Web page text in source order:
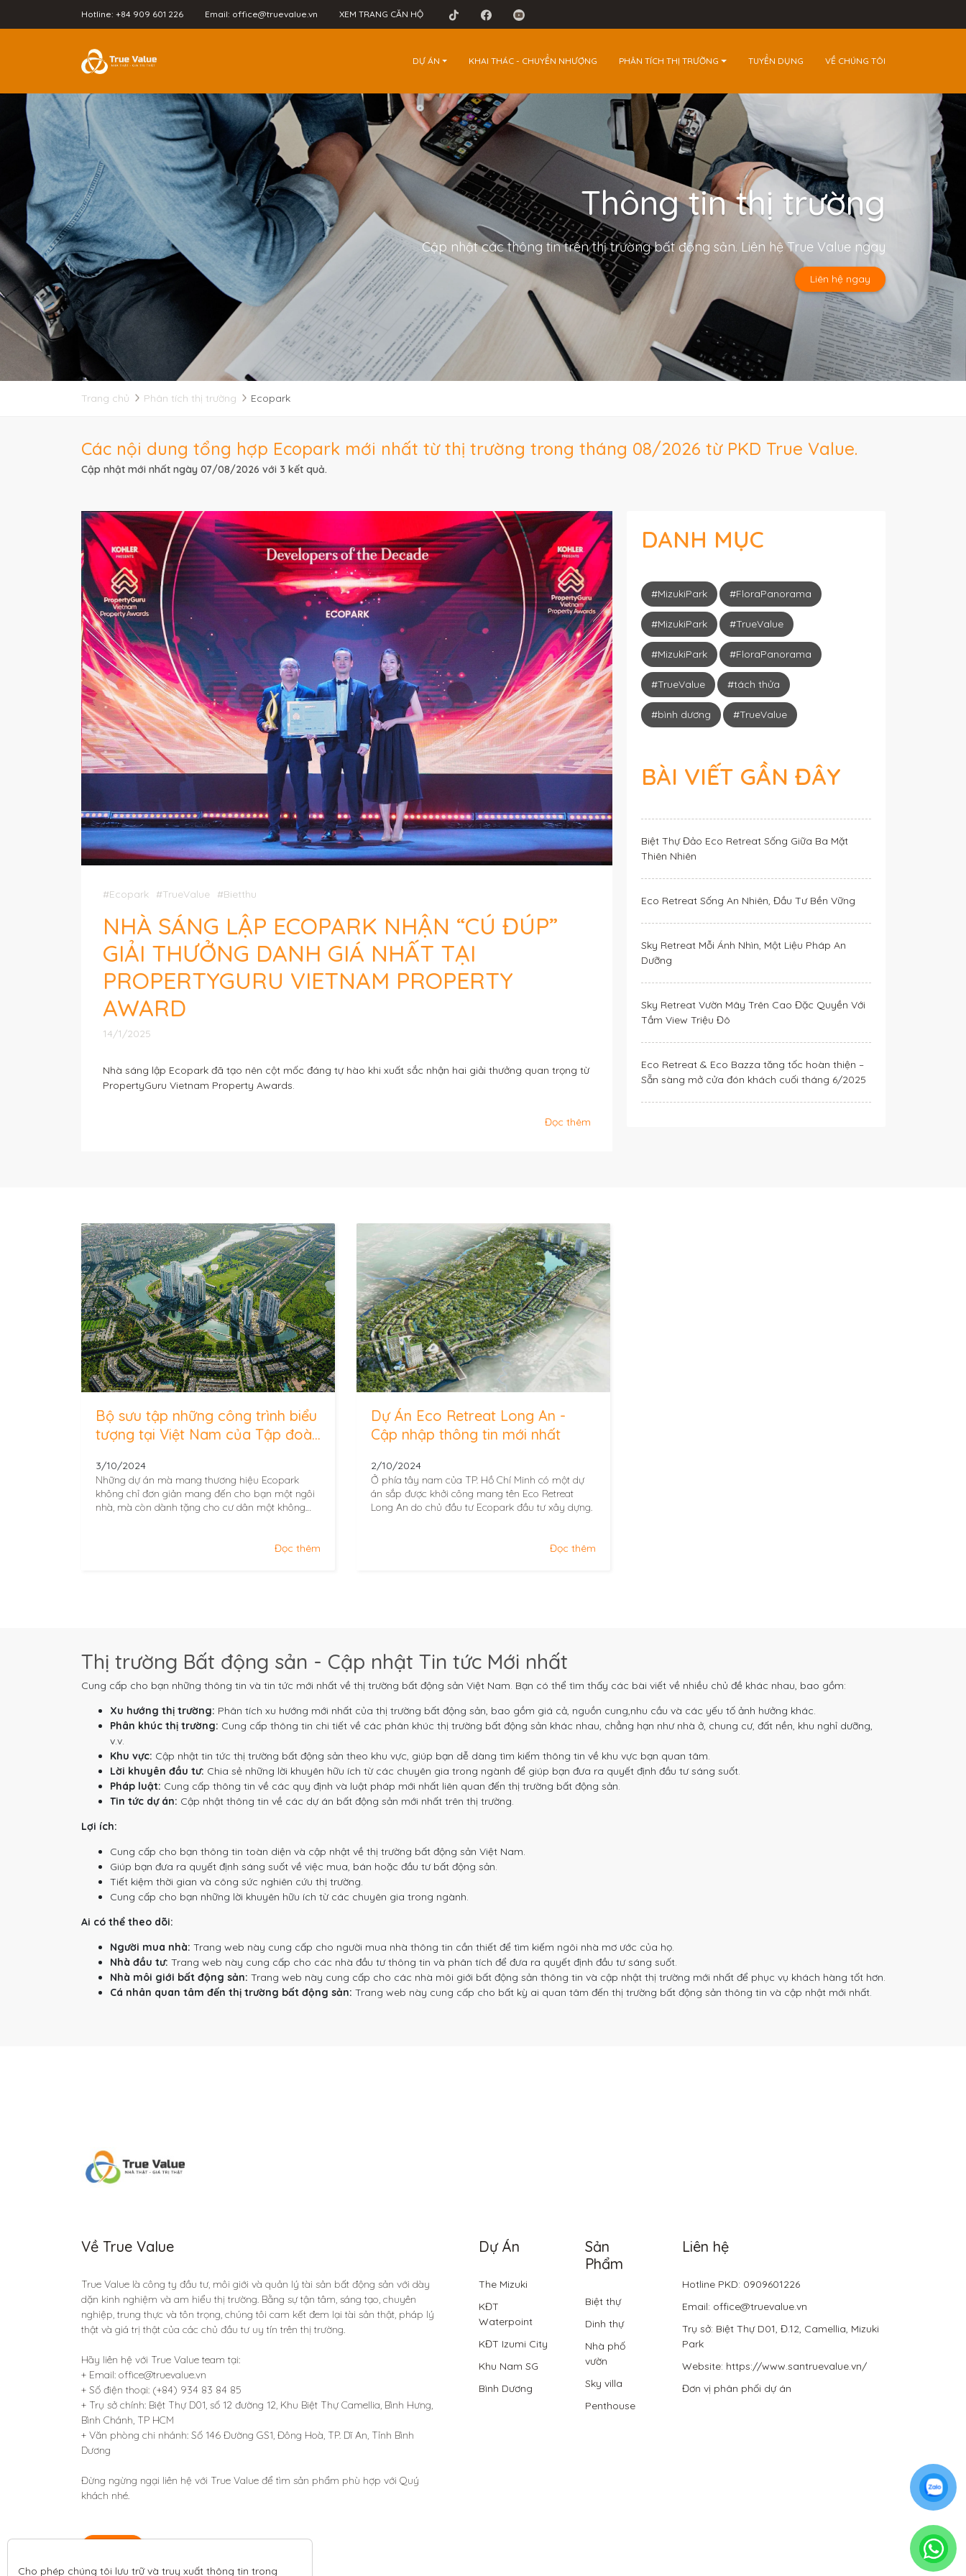
Hotline: +84 909 601 226 Email: office@truevalue.vn XEM TRANG CĂN HỘ
DỰ ÁN KHAI THÁC - CHUYỂN NHƯỢNG PHÂN TÍCH THỊ TRƯỜNG TUYỂN DỤNG VỀ CHÚNG TÔI
Thông tin thị trường
Cập nhật các thông tin trên thị trường bất động sản. Liên hệ True Value ngay
Liên hệ ngay
Trang chủ Phân tích thị trường Ecopark
Các nội dung tổng hợp Ecopark mới nhất từ thị trường trong tháng 08/2026 từ PKD True Value.
Cập nhật mới nhất ngày 07/08/2026 với 3 kết quả.
#Ecopark #TrueValue #Bietthu
NHÀ SÁNG LẬP ECOPARK NHẬN “CÚ ĐÚP”
GIẢI THƯỞNG DANH GIÁ NHẤT TẠI
PROPERTYGURU VIETNAM PROPERTY
AWARD
14/1/2025
Nhà sáng lập Ecopark đã tạo nên cột mốc đáng tự hào khi xuất sắc nhận hai giải thưởng quan trọng từ
PropertyGuru Vietnam Property Awards.
Đọc thêm
DANH MỤC
#MizukiPark #FloraPanorama
#MizukiPark #TrueValue
#MizukiPark #FloraPanorama
#TrueValue #tách thửa
#bình dương #TrueValue
BÀI VIẾT GẦN ĐÂY
Biệt Thự Đảo Eco Retreat Sống Giữa Ba Mặt
Thiên Nhiên
Eco Retreat Sống An Nhiên, Đầu Tư Bền Vững
Sky Retreat Mỗi Ánh Nhìn, Một Liệu Pháp An
Dưỡng
Sky Retreat Vườn Mây Trên Cao Đặc Quyền Với
Tầm View Triệu Đô
Eco Retreat & Eco Bazza tăng tốc hoàn thiện –
Sẵn sàng mở cửa đón khách cuối tháng 6/2025
Bộ sưu tập những công trình biểu
tượng tại Việt Nam của Tập đoàn
3/10/2024
Những dự án mà mang thương hiệu Ecopark
không chỉ đơn giản mang đến cho bạn một ngôi
nhà, mà còn dành tặng cho cư dân một không
Đọc thêm
Dự Án Eco Retreat Long An -
Cập nhập thông tin mới nhất
2/10/2024
Ở phía tây nam của TP. Hồ Chí Minh có một dự
án sắp được khởi công mang tên Eco Retreat
Long An do chủ đầu tư Ecopark đầu tư xây dựng.
Đọc thêm
Thị trường Bất động sản - Cập nhật Tin tức Mới nhất
Cung cấp cho bạn những thông tin và tin tức mới nhất về thị trường bất động sản Việt Nam. Bạn có thể tìm thấy các bài viết về nhiều chủ đề khác nhau, bao gồm:
Xu hướng thị trường: Phân tích xu hướng mới nhất của thị trường bất động sản, bao gồm giá cả, nguồn cung,nhu cầu và các yếu tố ảnh hưởng khác.
Phân khúc thị trường: Cung cấp thông tin chi tiết về các phân khúc thị trường bất động sản khác nhau, chẳng hạn như nhà ở, chung cư, đất nền, khu nghỉ dưỡng,
v.v.
Khu vực: Cập nhật tin tức thị trường bất động sản theo khu vực, giúp bạn dễ dàng tìm kiếm thông tin về khu vực bạn quan tâm.
Lời khuyên đầu tư: Chia sẻ những lời khuyên hữu ích từ các chuyên gia trong ngành để giúp bạn đưa ra quyết định đầu tư sáng suốt.
Pháp luật: Cung cấp thông tin về các quy định và luật pháp mới nhất liên quan đến thị trường bất động sản.
Tin tức dự án: Cập nhật thông tin về các dự án bất động sản mới nhất trên thị trường.
Lợi ích:
Cung cấp cho bạn thông tin toàn diện và cập nhật về thị trường bất động sản Việt Nam.
Giúp bạn đưa ra quyết định sáng suốt về việc mua, bán hoặc đầu tư bất động sản.
Tiết kiệm thời gian và công sức nghiên cứu thị trường.
Cung cấp cho bạn những lời khuyên hữu ích từ các chuyên gia trong ngành.
Ai có thể theo dõi:
Người mua nhà: Trang web này cung cấp cho người mua nhà thông tin cần thiết để tìm kiếm ngôi nhà mơ ước của họ.
Nhà đầu tư: Trang web này cung cấp cho các nhà đầu tư thông tin và phân tích để đưa ra quyết định đầu tư sáng suốt.
Nhà môi giới bất động sản: Trang web này cung cấp cho các nhà môi giới bất động sản thông tin và cập nhật thị trường mới nhất để phục vụ khách hàng tốt hơn.
Cá nhân quan tâm đến thị trường bất động sản: Trang web này cung cấp cho bất kỳ ai quan tâm đến thị trường bất động sản thông tin và cập nhật mới nhất.
Về True Value
True Value là công ty đầu tư, môi giới và quản lý tài sản bất động sản với dày
dặn kinh nghiệm và am hiểu thị trường. Bằng sự tận tâm, sáng tạo, chuyên
nghiệp, trung thực và tôn trọng, chúng tôi cam kết đem lại tài sản thật, pháp lý
thật và giá trị thật của các chủ đầu tư uy tín trên thị trường.
Hãy liên hệ với True Value team tại:
+ Email: office@truevalue.vn
+ Số điện thoại: (+84) 934 83 84 85
+ Trụ sở chính: Biệt Thự D01, số 12 đường 12, Khu Biệt Thự Camellia, Bình Hưng,
Bình Chánh, TP HCM
+ Văn phòng chi nhánh: Số 146 Đường GS1, Đông Hoà, TP. Dĩ An, Tỉnh Bình
Dương
Đừng ngừng ngại liên hệ với True Value để tìm sản phẩm phù hợp với Quý
khách nhé.
Dự Án
The Mizuki
KĐT
Waterpoint
KĐT Izumi City
Khu Nam SG
Bình Dương
Sản
Phẩm
Biệt thự
Dinh thự
Nhà phố
vườn
Sky villa
Penthouse
Liên hệ
Hotline PKD: 0909601226
Email: office@truevalue.vn
Trụ sở: Biệt Thự D01, Đ.12, Camellia, Mizuki
Park
Website: https://www.santruevalue.vn/
Đơn vị phân phối dự án
Cho phép chúng tôi lưu trữ và truy xuất thông tin trong